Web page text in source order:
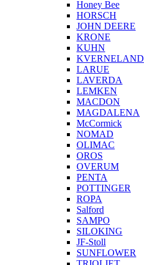
Honey Bee
HORSCH
JOHN DEERE
KRONE
KUHN
KVERNELAND
LARUE
LAVERDA
LEMKEN
MACDON
MAGDALENA
McCormick
NOMAD
OLIMAC
OROS
OVERUM
PENTA
POTTINGER
ROPA
Salford
SAMPO
SILOKING
JF-Stoll
SUNFLOWER